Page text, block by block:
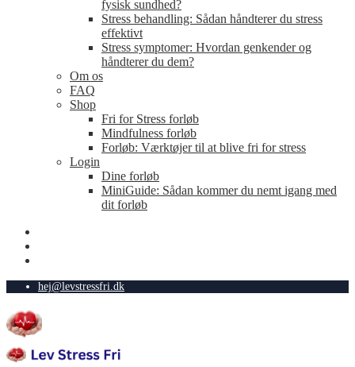
fysisk sundhed?
Stress behandling: Sådan håndterer du stress
effektivt
Stress symptomer: Hvordan genkender og
håndterer du dem?
Om os
FAQ
Shop
Fri for Stress forløb
Mindfulness forløb
Forløb: Værktøjer til at blive fri for stress
Login
Dine forløb
MiniGuide: Sådan kommer du nemt igang med
dit forløb
hej@levstressfri.dk